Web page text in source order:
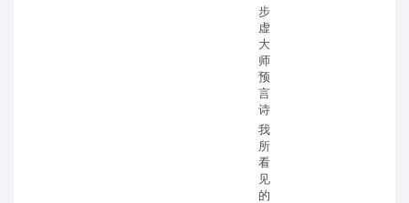
步
虚
大
师
预
言
诗
我
所
看
见
的